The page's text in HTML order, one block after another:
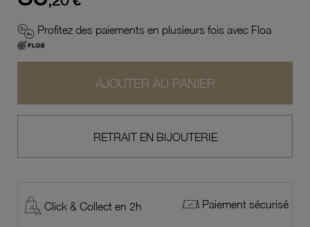
Profitez des paiements en plusieurs fois avec Floa
AJOUTER AU PANIER
RETRAIT EN BIJOUTERIE
Click & Collect en 2h Paiement sécurisé